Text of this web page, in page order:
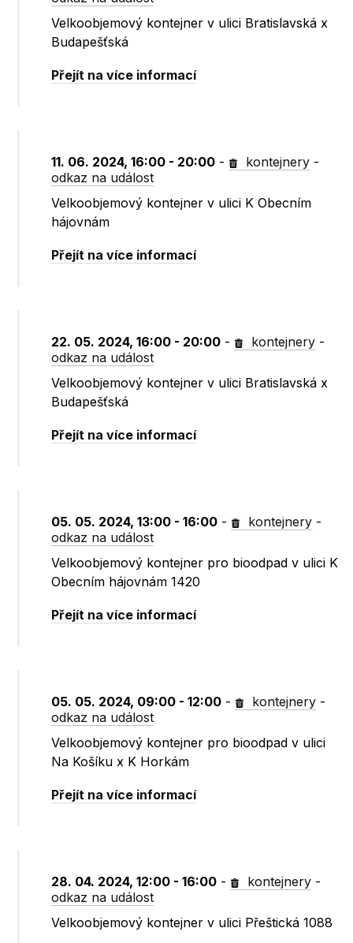
Velkoobjemový kontejner v ulici Bratislavská x
Budapešťská
Přejít na více informací
11. 06. 2024, 16:00 - 20:00 - kontejnery -
odkaz na událost
Velkoobjemový kontejner v ulici K Obecním
hájovnám
Přejít na více informací
22. 05. 2024, 16:00 - 20:00 - kontejnery -
odkaz na událost
Velkoobjemový kontejner v ulici Bratislavská x
Budapešťská
Přejít na více informací
05. 05. 2024, 13:00 - 16:00 - kontejnery -
odkaz na událost
Velkoobjemový kontejner pro bioodpad v ulici K
Obecním hájovnám 1420
Přejít na více informací
05. 05. 2024, 09:00 - 12:00 - kontejnery -
odkaz na událost
Velkoobjemový kontejner pro bioodpad v ulici
Na Košíku x K Horkám
Přejít na více informací
28. 04. 2024, 12:00 - 16:00 - kontejnery -
odkaz na událost
Velkoobjemový kontejner v ulici Přeštická 1088